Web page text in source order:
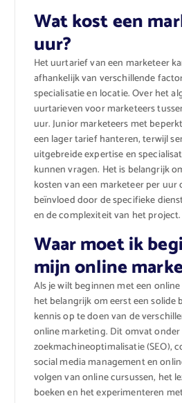
Wat kost een
uur?
Het uurtarief van een marketeer
afhankelijk van verschillende
specialisatie en locatie. Over het
uurtarieven voor marketeers
uur. Junior marketeers met
een lager tarief hanteren, terwijl
uitgebreide expertise en
kunnen vragen. Het is belangrijk
kosten van een marketeer per
beïnvloed door de specifieke
en de complexiteit van het project.
Waar moet ik
mijn online
Als je wilt beginnen met een
het belangrijk om eerst een solide
kennis op te doen van de
online marketing. Dit omvat
zoekmachineoptimalisatie (SEO),
social media management en
volgen van online cursussen, het
boeken en het experimenteren